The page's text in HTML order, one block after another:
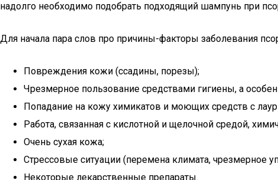
надолго необходимо подобрать подходящий шампунь при
Для начала пара слов про причины-факторы заболевания
Повреждения кожи (ссадины, порезы);
Чрезмерное пользование средствами гигиены, а
Попадание на кожу химикатов и моющих средств с
Работа, связанная с кислотной и щелочной средой,
Очень сухая кожа;
Стрессовые ситуации (перемена климата, чрезмерное
Некоторые лекарственные препараты.